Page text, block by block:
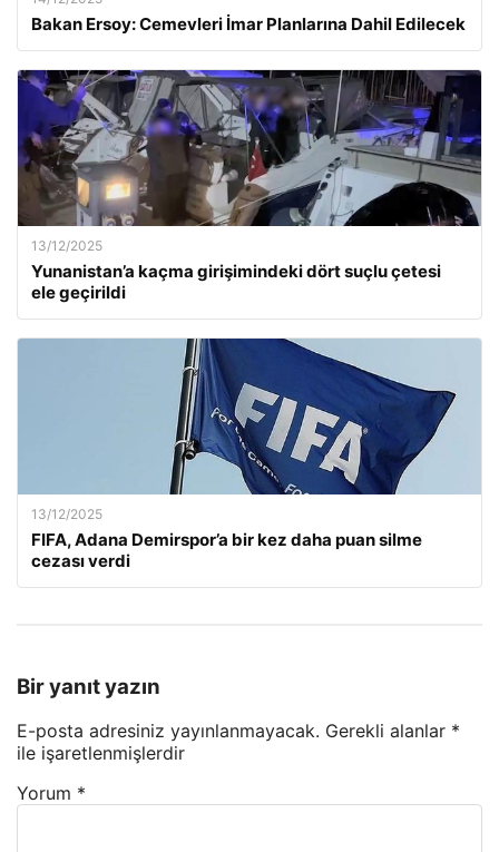
Bakan Ersoy: Cemevleri İmar Planlarına Dahil Edilecek
13/12/2025
Yunanistan’a kaçma girişimindeki dört suçlu çetesi
ele geçirildi
13/12/2025
FIFA, Adana Demirspor’a bir kez daha puan silme
cezası verdi
Bir yanıt yazın
E-posta adresiniz yayınlanmayacak. Gerekli alanlar *
ile işaretlenmişlerdir
Yorum *